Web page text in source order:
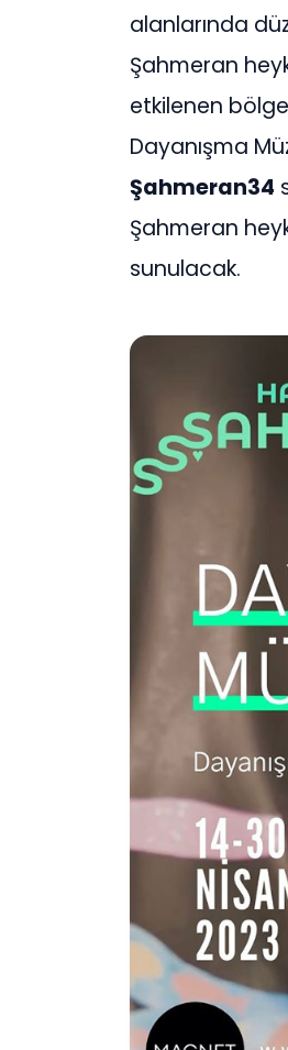
alanlarında
Şahmeran
etkilenen
Dayanışma
Şahmeran34
Şahmeran
sunulacak.